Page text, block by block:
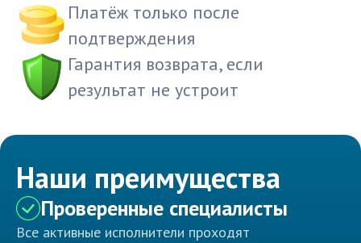
Платёж только после
подтверждения
Гарантия возврата, если
результат не устроит
Наши преимущества
Проверенные специалисты
Все активные исполнители проходят